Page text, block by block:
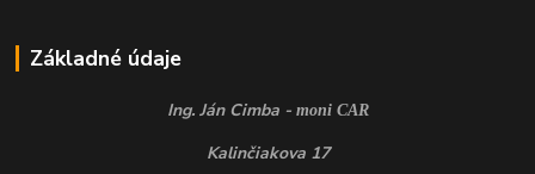
Základné údaje
Ing. Ján Cimba - moni CAR
Kalinčiakova 17